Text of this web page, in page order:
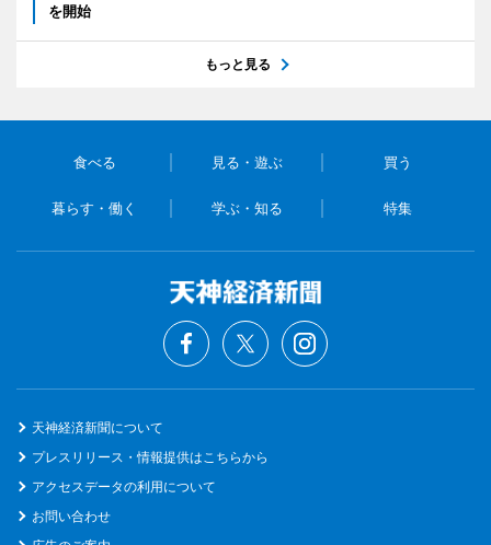
を開始
もっと見る
食べる 見る・遊ぶ 買う
暮らす・働く 学ぶ・知る 特集
天神経済新聞について
プレスリリース・情報提供はこちらから
アクセスデータの利用について
お問い合わせ